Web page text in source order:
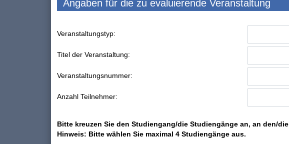
Angaben für die zu evaluierende Veranstaltung
Veranstaltungstyp:
Titel der Veranstaltung:
Veranstaltungsnummer:
Anzahl Teilnehmer:
Bitte kreuzen Sie den Studiengang/die Studiengänge an, an den/
Hinweis: Bitte wählen Sie maximal 4 Studiengänge aus.